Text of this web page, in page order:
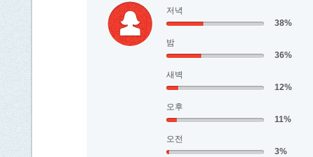
저녁
38%
밤
36%
새벽
12%
오후
11%
오전
3%